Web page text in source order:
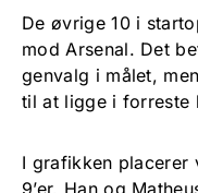
De øvrige 10 i
mod Arsenal. Det
genvalg i målet,
til at ligge i forreste
I grafikken placerer
9’er. Han og